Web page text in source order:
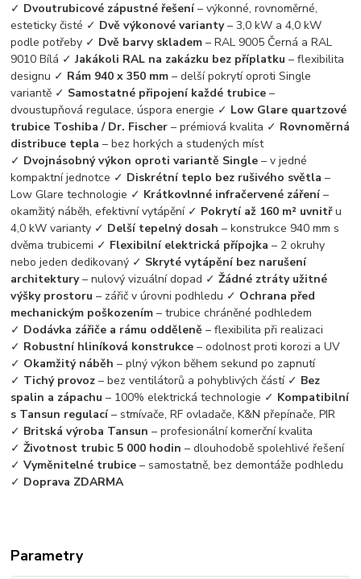
✓ Dvoutrubicové zápustné řešení– výkonné, rovnoměrné,
esteticky čisté ✓ Dvě výkonové varianty– 3,0 kW a 4,0 kW
podle potřeby ✓ Dvě barvy skladem – RAL 9005 Černá a RAL
9010 Bílá ✓Jakákoli RAL na zakázku bez příplatku – flexibilita
designu ✓ Rám 940 x 350 mm – delší pokrytí oproti Single
variantě ✓ Samostatné připojení každé trubice –
dvoustupňová regulace, úspora energie ✓ Low Glare quartzové
trubice Toshiba / Dr. Fischer – prémiová kvalita ✓ Rovnoměrná
distribuce tepla – bez horkých a studených míst
✓ Dvojnásobný výkon oproti variantě Single – v jedné
kompaktní jednotce ✓ Diskrétní teplo bez rušivého světla –
Low Glare technologie ✓ Krátkovlnné infračervené záření–
okamžitý náběh, efektivní vytápění ✓ Pokrytí až 160 m² uvnitřu
4,0 kW varianty ✓ Delší tepelný dosah – konstrukce 940 mm s
dvěma trubicemi ✓ Flexibilní elektrická přípojka – 2 okruhy
nebo jeden dedikovaný ✓ Skryté vytápění bez narušení
architektury– nulový vizuální dopad ✓Žádné ztráty užitné
výšky prostoru – zářič v úrovni podhledu ✓ Ochrana před
mechanickým poškozením – trubice chráněné podhledem
✓ Dodávka zářiče a rámu odděleně – flexibilita při realizaci
✓ Robustní hliníková konstrukce – odolnost proti korozi a UV
✓ Okamžitý náběh – plný výkon během sekund po zapnutí
✓ Tichý provoz – bez ventilátorů a pohyblivých částí ✓ Bez
spalin a zápachu – 100% elektrická technologie ✓ Kompatibilní
s Tansun regulací– stmívače, RF ovladače, K&N přepínače, PIR
✓ Britská výroba Tansun – profesionální komerční kvalita
✓Životnost trubic 5 000 hodin – dlouhodobě spolehlivé řešení
✓Vyměnitelné trubice – samostatně, bez demontáže podhledu
✓ Doprava ZDARMA
Parametry